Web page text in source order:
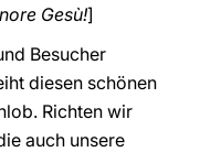
Gesù!]
Besucher
diesen schönen
Richten wir
auch unsere